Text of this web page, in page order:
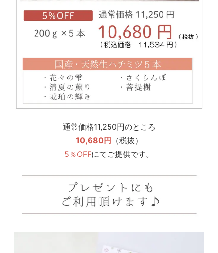
通常価格11,250円のところ
10,680円 （税抜）
5％OFFにてご提供です。